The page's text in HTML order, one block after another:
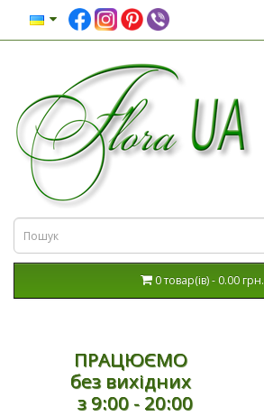
0 товар(ів) - 0.00 грн.
ПРАЦЮЄМО
без вихідних
з 9:00 - 20:00